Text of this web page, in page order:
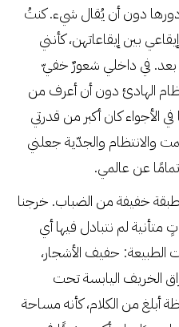
دون أن يُقال شيء. كنتُ
بين إيقاعاتهن، كأنني
في داخلي شعورٌ خفيّ
الهادئ دون أن أعرف من
الأجواء كان أكبر من قدرتي
والانتظام والجدّية جعلني
عن عالمي.
خفيفة من الضباب. خرجنا
لم نتبادل فيها أي
الطبيعة: حفيف الأشجار،
الخريف اليابسة تحت
أبلغ من الكلام، كأنه مساحة